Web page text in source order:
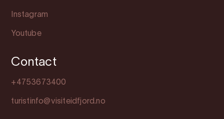
Instagram
Youtube
Contact
+4753673400
turistinfo@visiteidfjord.no